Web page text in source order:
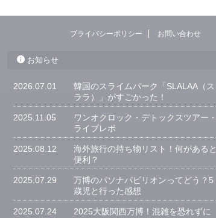
プライバシーポリシー お問い合わせ
お知らせ
2026.07.01
韓国のスライムパーク「SLALAA（ス
ララ）」がすごかった！
2025.11.05
ワンオクロック・デトックスツアー・
ライブレポ
2025.08.12
海外旅行の持ち物リスト！何があると
便利？
2025.07.29
万博のパソナパビリオンってどう？5
歳児と行った感想
2025.07.24
2025大阪関西万博！混雑を恐れずに